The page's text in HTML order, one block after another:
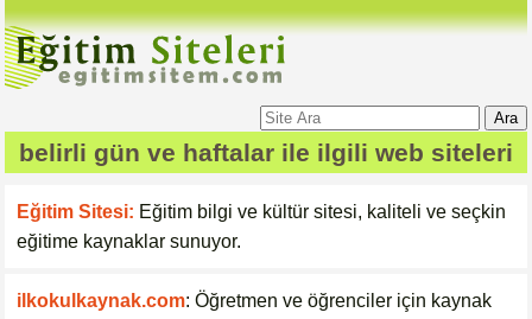
Ara
belirli gün ve haftalar ile ilgili web siteleri
Eğitim Sitesi: Eğitim bilgi ve kültür sitesi, kaliteli ve seçkin
eğitime kaynaklar sunuyor.
ilkokulkaynak.com: Öğretmen ve öğrenciler için kaynak